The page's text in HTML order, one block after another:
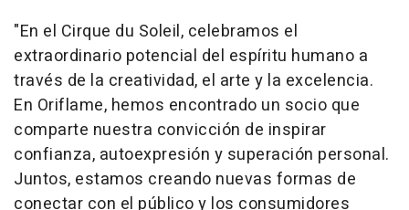
"En el Cirque du Soleil, celebramos el
extraordinario potencial del espíritu humano a
través de la creatividad, el arte y la excelencia.
En Oriflame, hemos encontrado un socio que
comparte nuestra convicción de inspirar
confianza, autoexpresión y superación personal.
Juntos, estamos creando nuevas formas de
conectar con el público y los consumidores